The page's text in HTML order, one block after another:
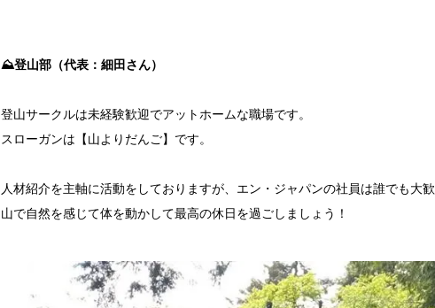
⛰登山部（代表：細田さん）
登山サークルは未経験歓迎でアットホームな職場です。
スローガンは【山よりだんご】です。
人材紹介を主軸に活動をしておりますが、エン・ジャパンの社員は誰でも大
山で自然を感じて体を動かして最高の休日を過ごしましょう！